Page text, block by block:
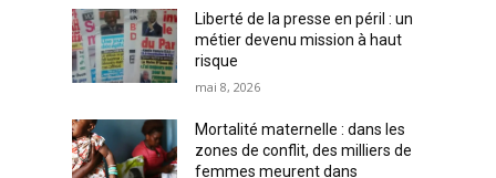
Liberté de la presse en péril : un
métier devenu mission à haut
risque
mai 8, 2026
Mortalité maternelle : dans les
zones de conflit, des milliers de
femmes meurent dans